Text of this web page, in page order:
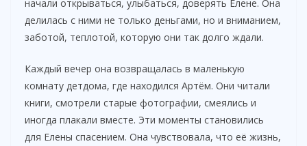
начали открываться, улыбаться, доверять Елене. Она
делилась с ними не только деньгами, но и вниманием,
заботой, теплотой, которую они так долго ждали.
Каждый вечер она возвращалась в маленькую
комнату детдома, где находился Артём. Они читали
книги, смотрели старые фотографии, смеялись и
иногда плакали вместе. Эти моменты становились
для Елены спасением. Она чувствовала, что её жизнь,